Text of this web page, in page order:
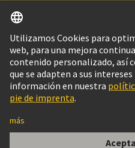
Brasil Español
© Grupo Tecnológico HARTING
Configuración de cookies